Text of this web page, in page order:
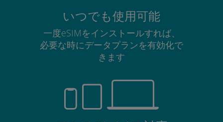
いつでも使用可能
一度eSIMをインストールすれば、
必要な時にデータプランを有効化で
きます